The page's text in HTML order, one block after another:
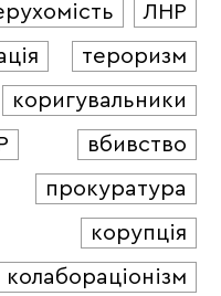
ЛНР
тероризм
коригувальники
вбивство
прокуратура
корупція
колабораціонізм